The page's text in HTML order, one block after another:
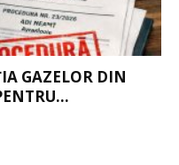
GAZELOR DIN